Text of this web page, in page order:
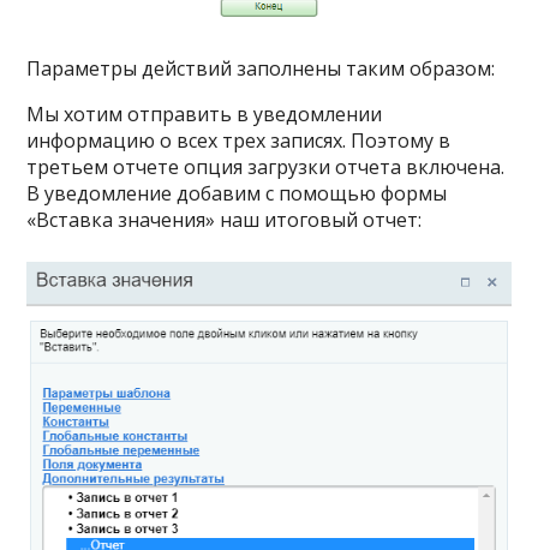
Параметры действий заполнены таким образом:
Мы хотим отправить в уведомлении
информацию о всех трех записях. Поэтому в
третьем отчете опция загрузки отчета включена.
В уведомление добавим с помощью формы
«Вставка значения» наш итоговый отчет: